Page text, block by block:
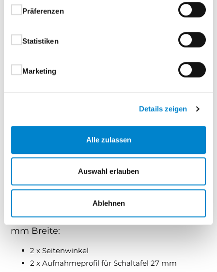
Präferenzen
Statistiken
Marketing
Details zeigen
Alle zulassen
Auswahl erlauben
Ablehnen
Maximale Breite: 1.500 mm
Systemdichtheit: TÜV-geprüft
Einsatzbereich: temporärer Hochwasserschutz
Lieferumfang Komplettset 2
Montagesatz für Selbstbau – Wand bis 1.500
mm Breite:
2 x Seitenwinkel
2 x Aufnahmeprofil für Schaltafel 27 mm